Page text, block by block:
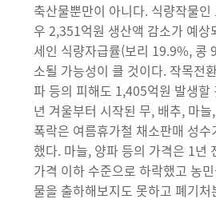
축산물뿐만이 아니다. 식량작물인
우 2,351억원 생산액 감소가 예상
세인 식량자급률(보리 19.9%, 콩
소될 가능성이 클 것이다. 작목전
파 등의 피해도 1,405억원 발생할
년 겨울부터 시작된 무, 배추, 마
폭락은 여름휴가철 채소판매 성
했다. 마늘, 양파 등의 가격은 1년
가격 이하 수준으로 하락했고 농
물을 출하해보지도 못하고 폐기처